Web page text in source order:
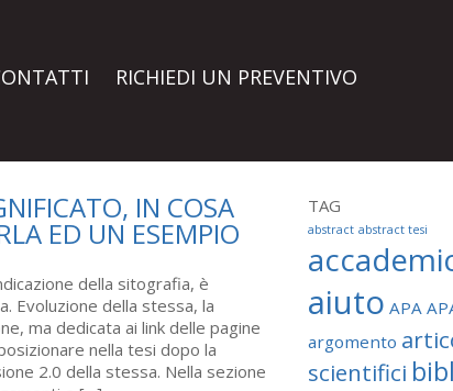
RICHIEDI UN PREVENTIVO
IN COSA
ED UN ESEMPIO
della sitografia, è
Evoluzione della stessa, la
ma dedicata ai link delle pagine
nella tesi dopo la
2.0 della stessa. Nella sezione
TAG
abstract abstract tesi
aiuto APA
argomento
scientifici